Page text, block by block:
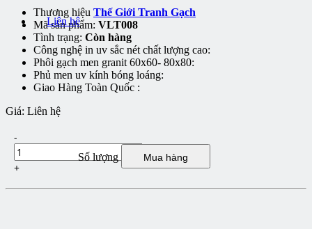
Liên hệ
Thương hiệu Thế Giới Tranh Gạch
Mã sản phẩm: VLT008
Tình trạng: Còn hàng
Công nghệ in uv sắc nét chất lượng cao:
Phôi gạch men granit 60x60- 80x80:
Phủ men uv kính bóng loáng:
Giao Hàng Toàn Quốc :
Giá: Liên hệ
Số lượng
-
+
Mua hàng